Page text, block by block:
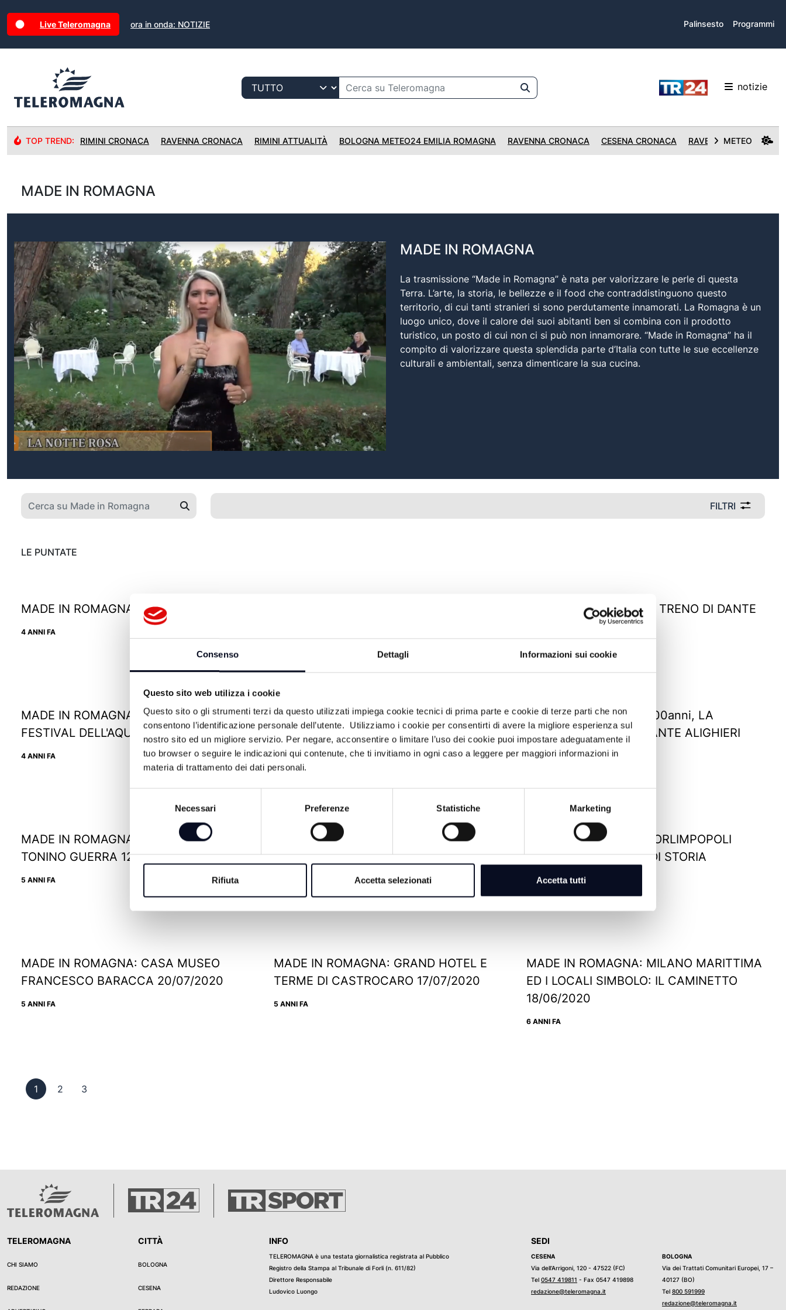
Consenso Dettagli Informazioni sui cookie
Questo sito web utilizza i cookie
Questo sito o gli strumenti terzi da questo utilizzati impiega cookie tecnici di prima parte e cookie di terze parti che non
consentono l’identificazione personale dell’utente. Utilizziamo i cookie per consentirti di avere la migliore esperienza sul
nostro sito ed un migliore servizio. Per negare, acconsentire o limitare l’uso dei cookie puoi impostare adeguatamente il
tuo browser o seguire le indicazioni qui contenute, che ti invitiamo in ogni caso a leggere per maggiori informazioni in
materia di trattamento dei dati personali.
Necessari Preferenze Statistiche Marketing
Rifiuta Accetta selezionati Accetta tutti
Live Teleromagna ora in onda: NOTIZIE Palinsesto Programmi
notizie
TOP TREND: RIMINI CRONACA RAVENNA CRONACA RIMINI ATTUALITÀ BOLOGNA METEO24 EMILIA ROMAGNA RAVENNA CRONACA CESENA CRONACA RAVENNA CRONACA
METEO
MADE IN ROMAGNA
MADE IN ROMAGNA
La trasmissione “Made in Romagna” è nata per valorizzare le perle di questa
Terra. L’arte, la storia, le bellezze e il food che contraddistinguono questo
territorio, di cui tanti stranieri si sono perdutamente innamorati. La Romagna è un
luogo unico, dove il calore dei suoi abitanti ben si combina con il prodotto
turistico, un posto di cui non ci si può non innamorare. “Made in Romagna” ha il
compito di valorizzare questa splendida parte d’Italia con tutte le sue eccellenze
culturali e ambientali, senza dimenticare la sua cucina.
FILTRI
LE PUNTATE
MADE IN ROMAGNA: AL MENI 16/08/2021
4 ANNI FA
MADE IN ROMAGNA: IL TRENO DI DANTE
4 ANNI FA
MADE IN ROMAGNA: ARTEVENTO: IL
FESTIVAL DELL'AQUILONE 22/07/2021
4 ANNI FA
MADE IN ROMAGNA: RAVENNA FESTIVAL,
DEDICATO A DANTE 20/07/2021
4 ANNI FA
MADE IN ROMAGNA: 700anni, LA
ROMAGNACELEBRA DANTE ALIGHIERI
19/07/2021
MADE IN ROMAGNA: NEL MONDO DI
TONINO GUERRA 12/08/2020
5 ANNI FA
MADE IN ROMAGNA: DOVADOLA, BUONA
CUCINA E CAMMINI RELIGIOSI
5 ANNI FA
MADE IN ROMAGNA: FORLIMPOPOLI
TERRA ARTUSIANA E DI STORIA
07/08/2020
5 ANNI FA
MADE IN ROMAGNA: CASA MUSEO
FRANCESCO BARACCA 20/07/2020
5 ANNI FA
MADE IN ROMAGNA: GRAND HOTEL E
TERME DI CASTROCARO 17/07/2020
5 ANNI FA
MADE IN ROMAGNA: MILANO MARITTIMA
ED I LOCALI SIMBOLO: IL CAMINETTO
18/06/2020
6 ANNI FA
1 Pagina 1
2 Pagina 2
3
TELEROMAGNA
CHI SIAMO
REDAZIONE
CITTÀ
BOLOGNA
CESENA
INFO
TELEROMAGNA è una testata giornalistica registrata al Pubblico
Registro della Stampa al Tribunale di Forli (n. 611/82)
Direttore Responsabile
Ludovico Luongo
SEDI
CESENA
Via dell’Arrigoni, 120 - 47522 (FC)
Tel 0547 419811 - Fax 0547 419898
redazione@teleromagna.it
BOLOGNA
Via dei Trattati Comunitari Europei, 17 –
40127 (BO)
Tel 800 591999
redazione@teleromagna.it